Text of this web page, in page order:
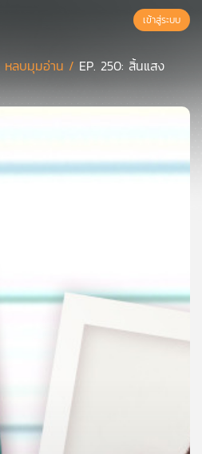
เข้าสู่ระบบ
หลบมุมอ่าน / EP. 250: สิ้นแสง